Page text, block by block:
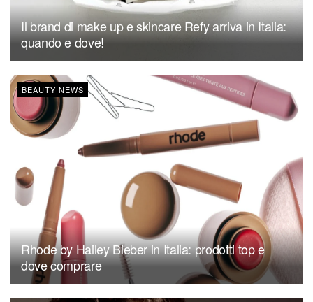
Il brand di make up e skincare Refy arriva in Italia:
quando e dove!
BEAUTY NEWS
Rhode by Hailey Bieber in Italia: prodotti top e
dove comprare